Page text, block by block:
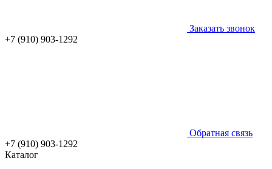
Заказать звонок
+7 (910) 903-1292
Обратная связь
+7 (910) 903-1292
Каталог